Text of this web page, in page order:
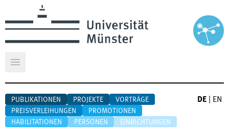
Hauptmenü öffnen
PUBLIKATIONEN PROJEKTE
VORTRÄGE
PREISVERLEIHUNGEN
PROMOTIONEN
HABILITATIONEN
PERSONEN EINRICHTUNGEN
DE EN